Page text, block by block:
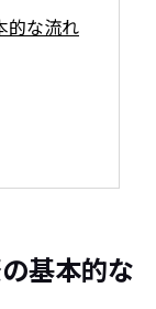
的な流れ
事の方法
基本的な